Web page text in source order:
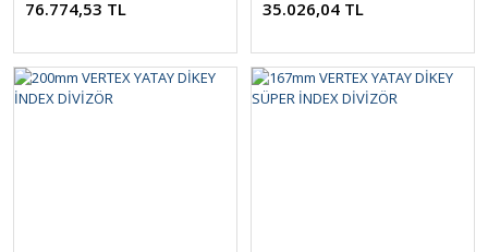
76.774,53 TL 35.026,04 TL